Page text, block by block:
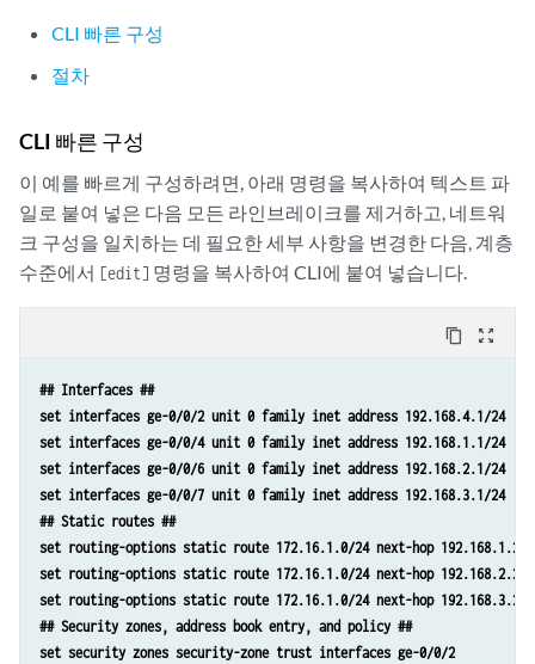
CLI 빠른 구성
절차
CLI 빠른 구성
이 예를 빠르게 구성하려면, 아래 명령을 복사하여 텍스트 파
일로 붙여 넣은 다음 모든 라인브레이크를 제거하고, 네트워
크 구성을 일치하는 데 필요한 세부 사항을 변경한 다음, 계층
수준에서 [edit] 명령을 복사하여 CLI에 붙여 넣습니다.
content_copy zoom_out_map
## Interfaces ##
set interfaces ge-0/0/2 unit 0 family inet address 192.168.4.1/24
set interfaces ge-0/0/4 unit 0 family inet address 192.168.1.1/24
set interfaces ge-0/0/6 unit 0 family inet address 192.168.2.1/24
set interfaces ge-0/0/7 unit 0 family inet address 192.168.3.1/24
## Static routes ##
set routing-options static route 172.16.1.0/24 next-hop 192.168.1.2
set routing-options static route 172.16.1.0/24 next-hop 192.168.2.2
set routing-options static route 172.16.1.0/24 next-hop 192.168.3.2
## Security zones, address book entry, and policy ##
set security zones security-zone trust interfaces ge-0/0/2